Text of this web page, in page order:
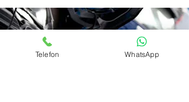
Telefon WhatsApp